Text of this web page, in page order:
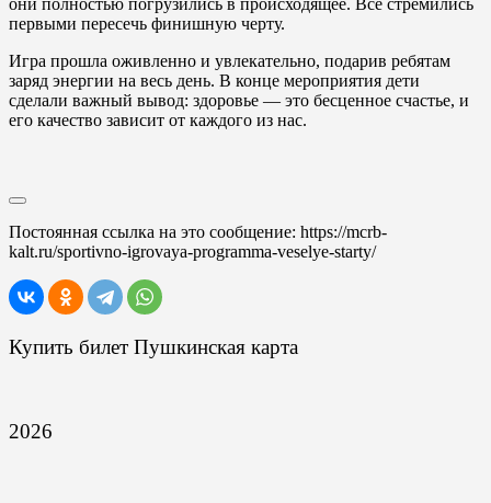
они полностью погрузились в происходящее. Все стремились
первыми пересечь финишную черту.
Игра прошла оживленно и увлекательно, подарив ребятам
заряд энергии на весь день. В конце мероприятия дети
сделали важный вывод: здоровье — это бесценное счастье, и
его качество зависит от каждого из нас.
Постоянная ссылка на это сообщение: https://mcrb-
kalt.ru/sportivno-igrovaya-programma-veselye-starty/
Купить билет Пушкинская карта
2026